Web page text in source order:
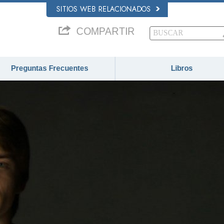
SITIOS WEB RELACIONADOS
COMPARTIR
Preguntas Frecuentes Libros